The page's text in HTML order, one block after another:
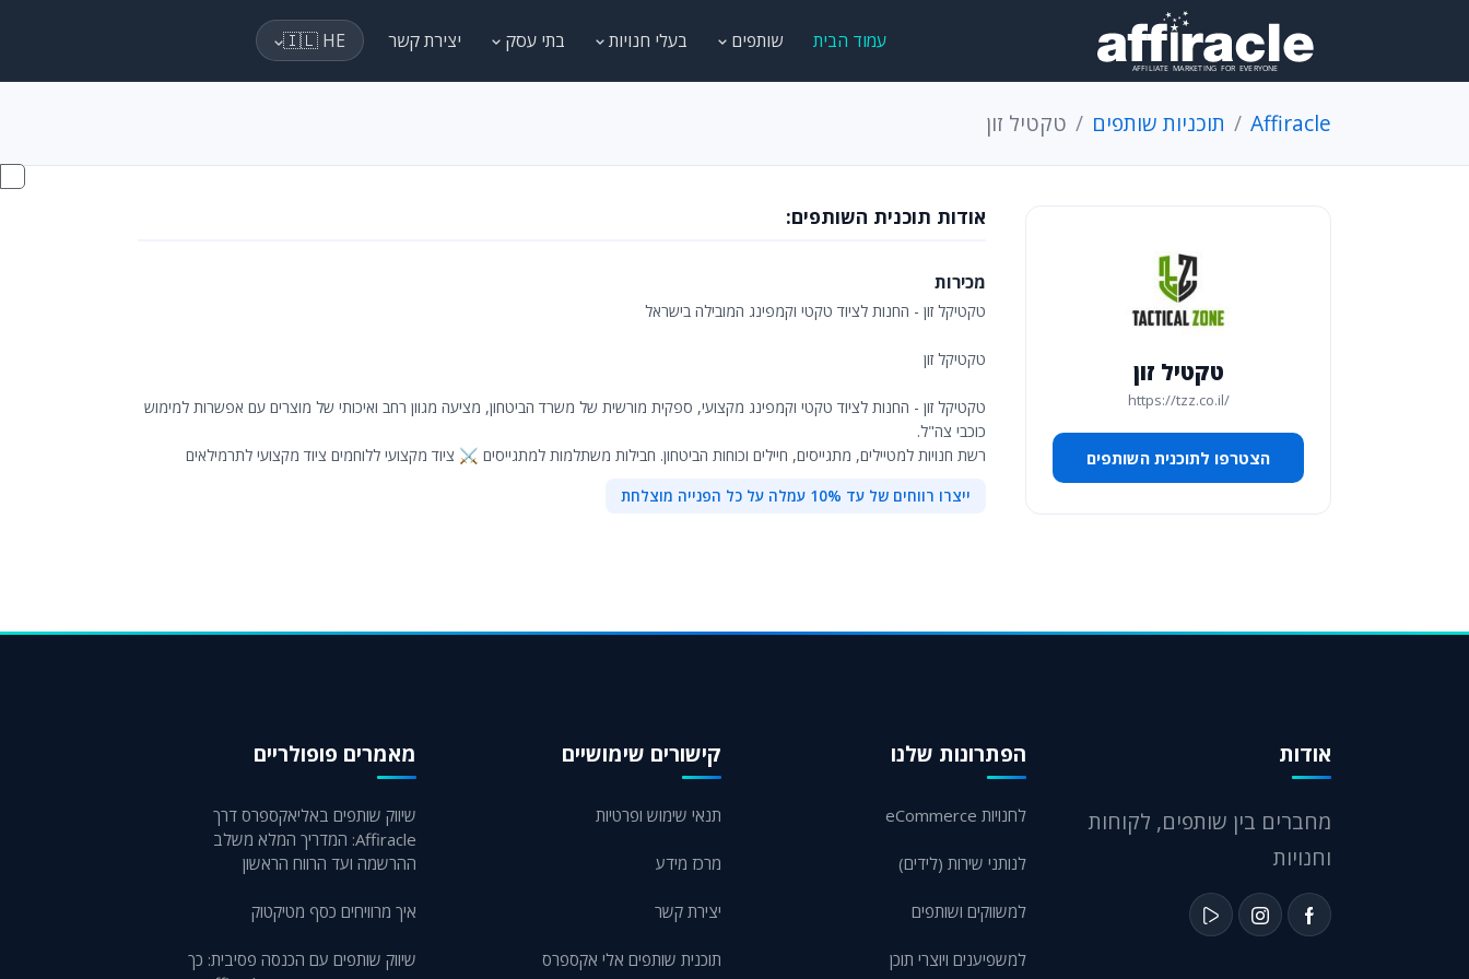
עמוד הבית שותפים בעלי חנויות בתי עסק יצירת קשר 🇮🇱 HE
Affiracle תוכניות שותפים טקטיל זון
טקטיל זון
https://tzz.co.il/
הצטרפו לתוכנית השותפים
אודות תוכנית השותפים:
מכירות
טקטיקל זון - החנות לציוד טקטי וקמפינג המובילה בישראל
טקטיקל זון
טקטיקל זון - החנות לציוד טקטי וקמפינג מקצועי, ספקית מורשית של משרד הביטחון, מציעה מגוון רחב ואיכותי של מוצרים עם אפשרות למימוש
כוכבי צה"ל.
רשת חנויות למטיילים, מתגייסים, חיילים וכוחות הביטחון. חבילות משתלמות למתגייסים ⚔️ ציוד מקצועי ללוחמים ציוד מקצועי לתרמילאים
ייצרו רווחים של עד 10% עמלה על כל הפנייה מוצלחת
אודות
מחברים בין שותפים, לקוחות
וחנויות
הפתרונות שלנו
לחנויות eCommerce
לנותני שירות (לידים)
למשווקים ושותפים
למשפיענים ויוצרי תוכן
קישורים שימושיים
תנאי שימוש ופרטיות
מרכז מידע
יצירת קשר
תוכנית שותפים אלי אקספרס
מאמרים פופולריים
שיווק שותפים באליאקספרס דרך
Affiracle: המדריך המלא משלב
ההרשמה ועד הרווח הראשון
איך מרוויחים כסף מטיקטוק
שיווק שותפים עם הכנסה פסיבית: כך